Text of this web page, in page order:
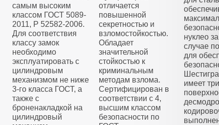
самым высоким
классом ГОСТ 5089-
2011, Р 52582-2006.
Для соответствия
классу замок
необходимо
эксплуатировать с
цилиндровым
механизмом не ниже
3-го класса ГОСТ, а
также с
броненакладкой на
цилиндровый
отличается
повышенной
секретностью и
взломостойкостью.
Обладает
значительной
стойкостью к
криминальным
методам взлома.
Сертифицирован в
соответствии с 4,
высшим классом
безопасности по
нуклео
случае
для
имеет